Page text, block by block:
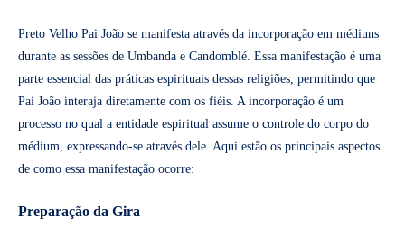
Preto Velho Pai João se manifesta através da incorporação em médiuns
durante as sessões de Umbanda e Candomblé. Essa manifestação é uma
parte essencial das práticas espirituais dessas religiões, permitindo que
Pai João interaja diretamente com os fiéis. A incorporação é um
processo no qual a entidade espiritual assume o controle do corpo do
médium, expressando-se através dele. Aqui estão os principais aspectos
de como essa manifestação ocorre:
Preparação da Gira